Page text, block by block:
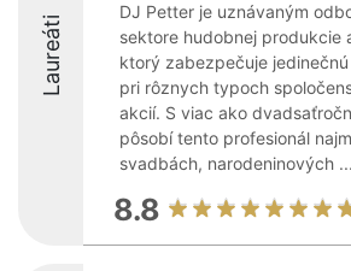
Laureáti
DJ Petter je uznávaným
sektore hudobnej produkcie
ktorý zabezpečuje
pri rôznych typoch
akcií. S viac ako
pôsobí tento profesionál
svadbách, narodeninových ...
8.8